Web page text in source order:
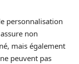
personnalisation
non
mais également
peuvent pas